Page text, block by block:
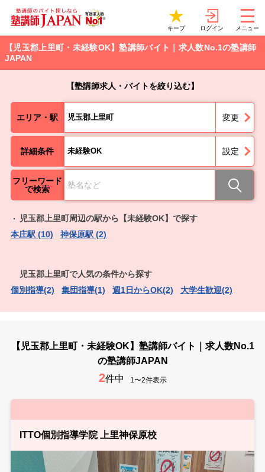
キープ ログイン メニュー
【児玉郡上里町・未経験OK】塾講師バイト｜求人数No.1の塾講師
JAPAN
【塾講師求人・バイトを絞り込む】
エリア・駅 児玉郡上里町 変更
詳細条件 未経験OK 設定
フリーワード
で検索
児玉郡上里町周辺の駅から【未経験OK】で探す
本庄駅 (10)
神保原駅 (2)
児玉郡上里町で人気の条件から探す
個別指導(2)
集団指導(1) 週1日からOK(2) 大学生歓迎(2)
【児玉郡上里町・未経験OK】塾講師バイト｜求人数No.1
の塾講師JAPAN
2件中 1〜2件表示
ITTO個別指導学院 上里神保原校